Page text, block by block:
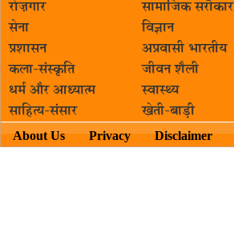
रोज़गार सामाजिक सरॊकार‌
सेना
विज्ञान
प्रशासन
अप्रवासी भारतीय
कला-संस्कृति
जीवन शैली
धर्म और आध्यात्म
स्वास्थ्य
साहित्य-संसार
खेती-बाड़ी
About Us Privacy Disclaimer